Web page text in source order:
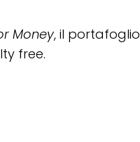
Money, il portafoglio
free.